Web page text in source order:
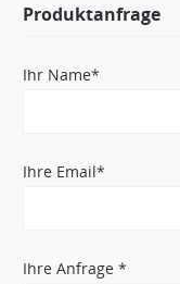
Produktanfrage
Ihr Name*
Ihre Email*
Ihre Anfrage *